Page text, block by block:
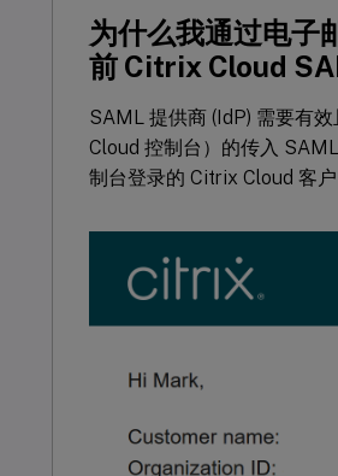
为什么我通过电子
前 Citrix Cloud
SAML 提供商 (IdP) 需要有
Cloud 控制台）的传入
制台登录的 Citrix Cloud 客